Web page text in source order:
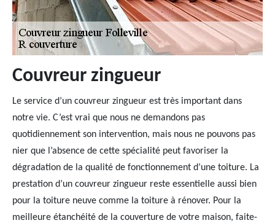
Couvreur zingueur
Le service d’un couvreur zingueur est très important dans
notre vie. C’est vrai que nous ne demandons pas
quotidiennement son intervention, mais nous ne pouvons pas
nier que l’absence de cette spécialité peut favoriser la
dégradation de la qualité de fonctionnement d’une toiture. La
prestation d’un couvreur zingueur reste essentielle aussi bien
pour la toiture neuve comme la toiture à rénover. Pour la
meilleure étanchéité de la couverture de votre maison, faite-